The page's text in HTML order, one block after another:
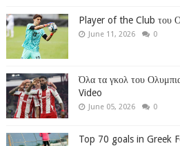
Player of the Club του
June 11, 2026 0
Όλα τα γκολ του
Video
June 05, 2026 0
Top 70 goals in Greek